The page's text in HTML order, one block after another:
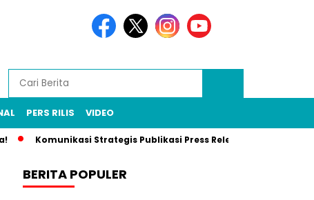
PERS RILIS VIDEO
Komunikasi Strategis Publikasi Press Release, Kunci UMKM
BERITA POPULER